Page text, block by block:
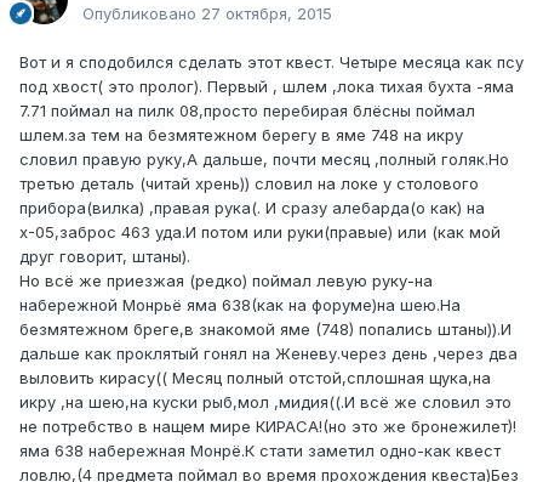
Опубликовано 27 октября, 2015
Вот и я сподобился сделать этот квест. Четыре месяца как псу
под хвост( это пролог). Первый , шлем ,лока тихая бухта -яма
7.71 поймал на пилк 08,просто перебирая блёсны поймал
шлем.за тем на безмятежном берегу в яме 748 на икру
словил правую руку,А дальше, почти месяц ,полный голяк.Но
третью деталь (читай хрень)) словил на локе у столового
прибора(вилка) ,правая рука(. И сразу алебарда(о как) на
х-05,заброс 463 уда.И потом или руки(правые) или (как мой
друг говорит, штаны).
Но всё же приезжая (редко) поймал левую руку-на
набережной Монрьё яма 638(как на форуме)на шею.На
безмятежном бреге,в знакомой яме (748) попались штаны)).И
дальше как проклятый гонял на Женеву.через день ,через два
выловить кирасу(( Месяц полный отстой,сплошная щука,на
икру ,на шею,на куски рыб,мол ,мидия((.И всё же словил это
не потребство в нащем мире КИРАСА!(но это же бронежилет)!
яма 638 набережная Монрё.К стати заметил одно-как квест
ловлю,(4 предмета поймал во время прохождения квеста)Без